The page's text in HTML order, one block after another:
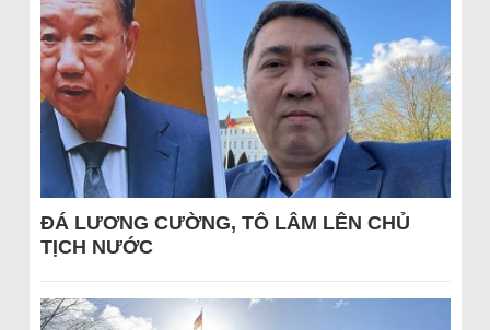
ĐÁ LƯƠNG CƯỜNG, TÔ LÂM LÊN CHỦ
TỊCH NƯỚC